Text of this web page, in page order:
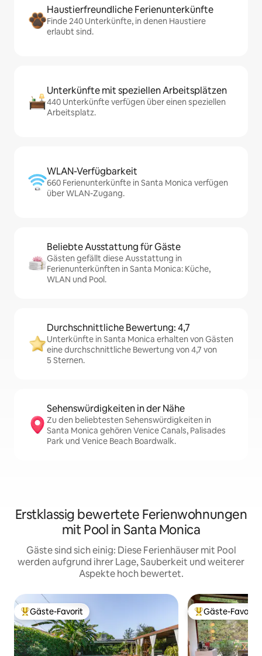
Haustierfreundliche Ferienunterkünfte
Finde 240 Unterkünfte, in denen Haustiere
erlaubt sind.
Unterkünfte mit speziellen Arbeitsplätzen
440 Unterkünfte verfügen über einen speziellen
Arbeitsplatz.
WLAN-Verfügbarkeit
660 Ferienunterkünfte in Santa Monica verfügen
über WLAN-Zugang.
Beliebte Ausstattung für Gäste
Gästen gefällt diese Ausstattung in
Ferienunterkünften in Santa Monica: Küche,
WLAN und Pool.
Durchschnittliche Bewertung: 4,7
Unterkünfte in Santa Monica erhalten von Gästen
eine durchschnittliche Bewertung von 4,7 von
5 Sternen.
Sehenswürdigkeiten in der Nähe
Zu den beliebtesten Sehenswürdigkeiten in
Santa Monica gehören Venice Canals, Palisades
Park und Venice Beach Boardwalk.
Erstklassig bewertete Ferienwohnungen
mit Pool in Santa Monica
Gäste sind sich einig: Diese Ferienhäuser mit Pool
werden aufgrund ihrer Lage, Sauberkeit und weiterer
Aspekte hoch bewertet.
Beliebter Gäste-Favorit.
Gäste-Favorit Beliebter Gäste-
Gäste-Favorit